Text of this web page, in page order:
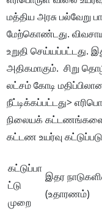
மத்திய அரசு பல்வேறு
மேற்கொண்டது.
உறுதி செய்யப்பட்டது.
அதிகமாகும். சிறு
லட்சம் கோடி
நீட்டிக்கப்பட்டது>
நிலையக்
கட்டண உயர்வு
கட்டுப்பா
ட்டு
முறை
இதர
(உதாரணம்)